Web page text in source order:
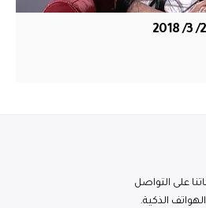
على التواصل
الذكية.